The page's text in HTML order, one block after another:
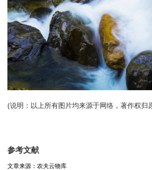
(说明：以上所有图片均来源于网络，著作权归
参考文献
文章来源：农夫云物库